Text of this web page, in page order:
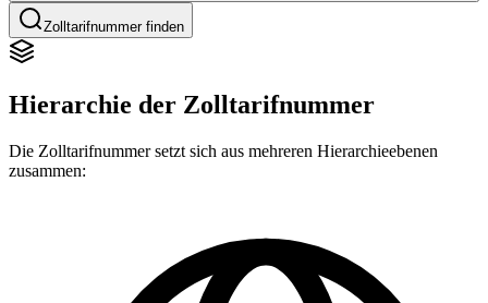
Zolltarifnummer finden
Hierarchie der Zolltarifnummer
Die Zolltarifnummer setzt sich aus mehreren Hierarchieebenen
zusammen: